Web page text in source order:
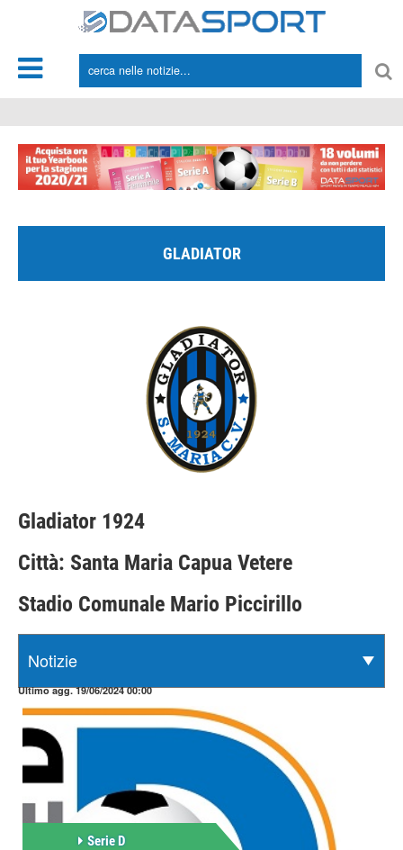
GLADIATOR
Gladiator 1924
Città: Santa Maria Capua Vetere
Stadio Comunale Mario Piccirillo
Ultimo agg. 19/06/2024 00:00
Serie D